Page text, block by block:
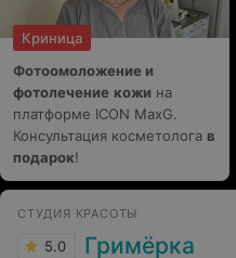
Криница
Фотоомоложение и
фотолечение кожи на
платформе ICON MaxG.
Консультация косметолога в
подарок!
СТУДИЯ КРАСОТЫ
5.0 Гримёрка